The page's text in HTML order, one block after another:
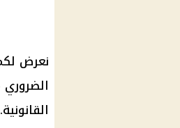
نعرض
القانونية.